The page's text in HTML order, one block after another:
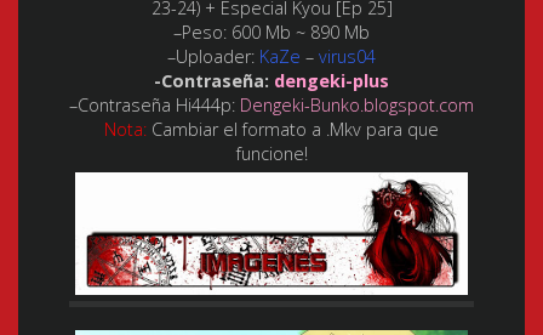
23-24) + Especial Kyou [Ep 25]
–Peso: 600 Mb ~ 890 Mb
–Uploader: KaZe – virus04
-Contraseña: dengeki-plus
–Contraseña Hi444p: Dengeki-Bunko.blogspot.com
Nota: Cambiar el formato a .Mkv para que
funcione!